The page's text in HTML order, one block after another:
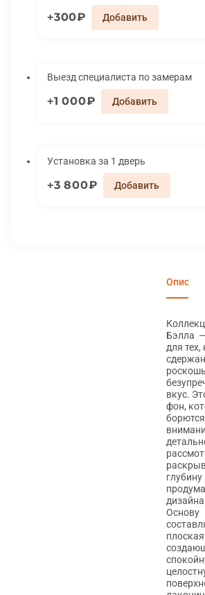
300₽
Выезд специалиста по замерам
1 000₽
Установка за 1 дверь
3 800₽
Описание
Бэлла
для тех,
вкус.
фон,
глубину
Основу